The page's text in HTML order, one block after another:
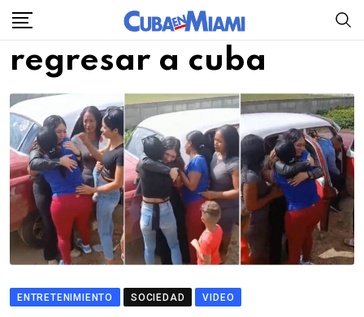
Skip
content
regresar a cuba
ENTRETENIMIENTO SOCIEDAD VIDEO